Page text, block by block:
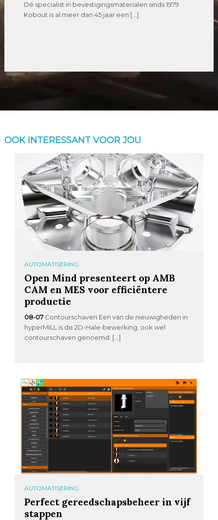
Dé specialist in bevestigingsmaterialen sinds 1979
Kobout is al meer dan 45 jaar een […]
OOK INTERESSANT VOOR JOU
AUTOMATISERING
Open Mind presenteert op AMB
CAM en MES voor efficiëntere
productie
08-07 Contourschaven Een van de nieuwigheden in
hyperMILL is de 2D-Hale-bewerking, ook wel
contourschaven genoemd. […]
AUTOMATISERING
Perfect gereedschapsbeheer in vijf
stappen